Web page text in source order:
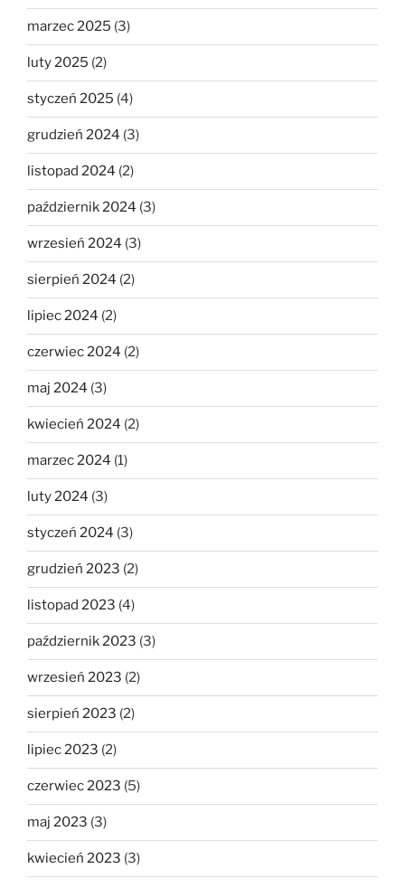
marzec 2025 (3)
luty 2025 (2)
styczeń 2025 (4)
grudzień 2024 (3)
listopad 2024 (2)
październik 2024 (3)
wrzesień 2024 (3)
sierpień 2024 (2)
lipiec 2024 (2)
czerwiec 2024 (2)
maj 2024 (3)
kwiecień 2024 (2)
marzec 2024 (1)
luty 2024 (3)
styczeń 2024 (3)
grudzień 2023 (2)
listopad 2023 (4)
październik 2023 (3)
wrzesień 2023 (2)
sierpień 2023 (2)
lipiec 2023 (2)
czerwiec 2023 (5)
maj 2023 (3)
kwiecień 2023 (3)